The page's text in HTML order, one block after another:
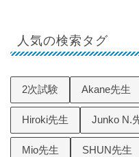
人気の検索タグ
2次試験 Akane先生
Hiroki先生 Junko N.
Mio先生 SHUN先生